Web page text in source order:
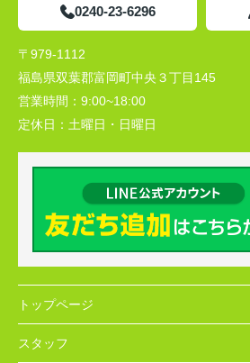
0240-23-6296
〒979-1112
福島県双葉郡富岡町中央３丁目145
営業時間： 9:00~18:00
定休日： 土曜日・日曜日
トップページ
スタッフ